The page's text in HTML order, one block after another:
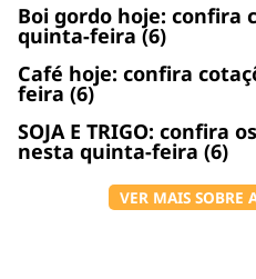
Boi gordo hoje: confira
quinta-feira (6)
Café hoje: confira
feira (6)
SOJA E TRIGO: confira
nesta quinta-feira (6)
VER MAIS SOBRE